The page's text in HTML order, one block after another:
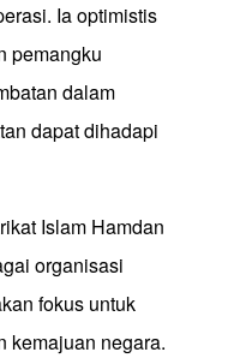
Ia optimistis
pemangku
dalam
dapat dihadapi
Islam Hamdan
organisasi
fokus untuk
kemajuan negara.